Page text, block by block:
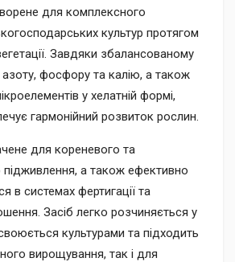
для комплексного
культур протягом
Завдяки збалансованому
фосфору та калію, а також
у хелатній формі,
гармонійний розвиток рослин.
для кореневого та
а також ефективно
в системах фертигації та
Засіб легко розчиняється у
культурами та підходить
вирощування, так і для